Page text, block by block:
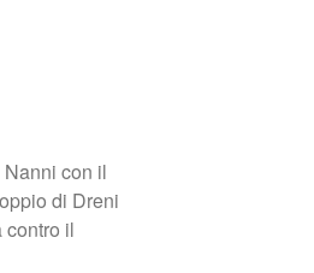
con il
di Dreni
contro il